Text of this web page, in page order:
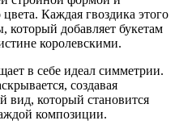
Каждая гвоздика этого
добавляет букетам
королевскими.
в себе идеал симметрии.
создавая
вид, который становится
композиции.